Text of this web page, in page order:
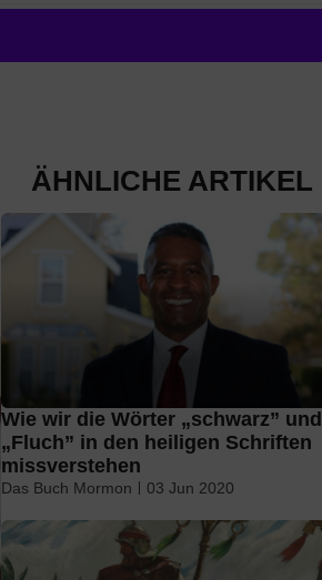
ÄHNLICHE ARTIKEL
Wie wir die Wörter „schwarz” und
„Fluch” in den heiligen Schriften
missverstehen
Das Buch Mormon 03 Jun 2020